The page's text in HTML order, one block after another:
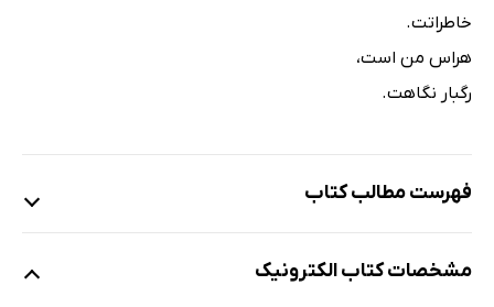
خاطراتت.
هراس من است،
رگبار نگاهت.
فهرست مطالب کتاب
مشخصات کتاب الکترونیک